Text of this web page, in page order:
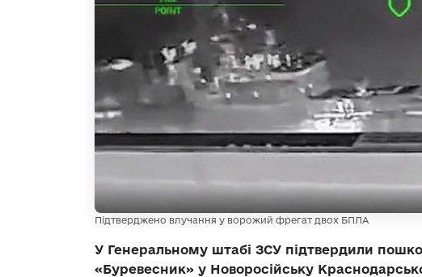
Підтверджено влучання у ворожий фрегат двох БПЛА
У Генеральному штабі ЗСУ підтвердили
«Буревесник» у Новоросійську